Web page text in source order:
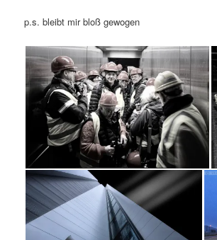
p.s. bleibt mir bloß gewogen